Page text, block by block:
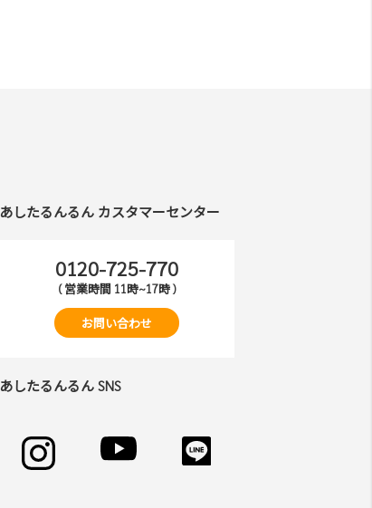
あしたるんるん カスタマーセンター
0120-725-770
( 営業時間 11時~17時 )
お問い合わせ
あしたるんるん SNS